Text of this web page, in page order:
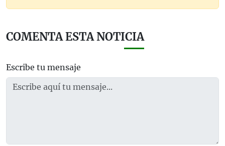
COMENTA ESTA NOTICIA
Escribe tu mensaje